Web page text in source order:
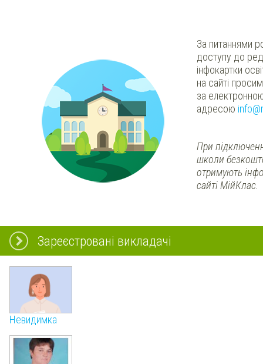
За питаннями
доступу до
інфокартки
на сайті
за
адресою
При
школи
отримують
сайті МійКлас.
Зареєстровані викладачі
Невидимка